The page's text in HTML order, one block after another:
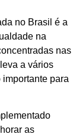
no Brasil é a
na
nas
a vários
para
as